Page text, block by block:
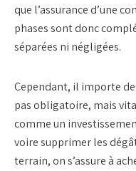
que l’assurance d’une
phases sont donc
séparées ni négligées.
Cependant, il importe
pas obligatoire, mais
comme un
voire supprimer les
terrain, on s’assure à